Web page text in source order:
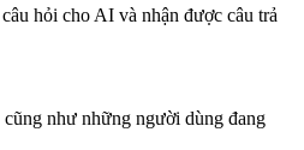
hỏi cho AI và nhận được câu trả
như những người dùng đang